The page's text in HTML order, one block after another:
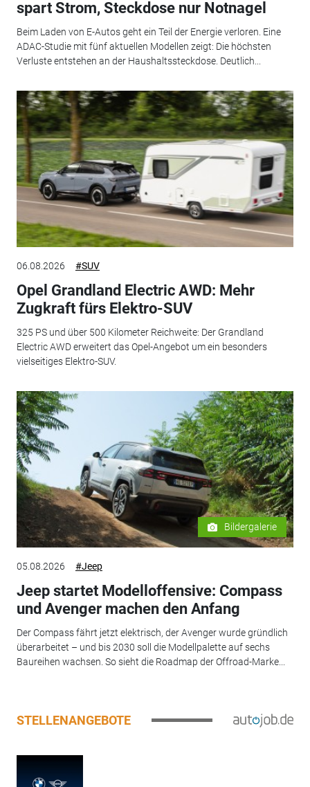
spart Strom, Steckdose nur Notnagel
Beim Laden von E-Autos geht ein Teil der Energie verloren. Eine
ADAC-Studie mit fünf aktuellen Modellen zeigt: Die höchsten
Verluste entstehen an der Haushaltssteckdose. Deutlich...
06.08.2026 #SUV
Opel Grandland Electric AWD: Mehr
Zugkraft fürs Elektro-SUV
325 PS und über 500 Kilometer Reichweite: Der Grandland
Electric AWD erweitert das Opel-Angebot um ein besonders
vielseitiges Elektro-SUV.
Bildergalerie
05.08.2026 #Jeep
Jeep startet Modelloffensive: Compass
und Avenger machen den Anfang
Der Compass fährt jetzt elektrisch, der Avenger wurde gründlich
überarbeitet – und bis 2030 soll die Modellpalette auf sechs
Baureihen wachsen. So sieht die Roadmap der Offroad-Marke...
STELLENANGEBOTE